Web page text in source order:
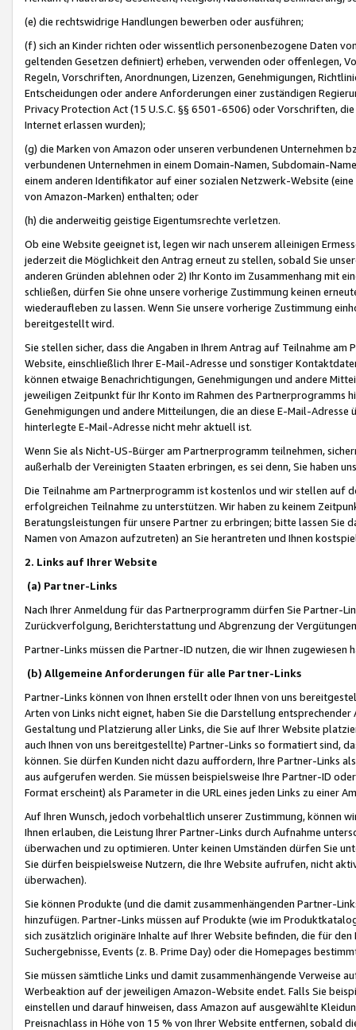
(e) die rechtswidrige Handlungen bewerben oder ausführen;
(f) sich an Kinder richten oder wissentlich personenbezogene Daten
geltenden Gesetzen definiert) erheben, verwenden oder offenlegen,
Regeln, Vorschriften, Anordnungen, Lizenzen, Genehmigungen,
Entscheidungen oder andere Anforderungen einer zuständigen
Privacy Protection Act (15 U.S.C. §§ 6501-6506) oder Vorschriften,
Internet erlassen wurden);
(g) die Marken von Amazon oder unseren verbundenen Unternehmen
verbundenen Unternehmen in einem Domain-Namen, Subdomain-
einem anderen Identifikator auf einer sozialen Netzwerk-Website
von Amazon-Marken) enthalten; oder
(h) die anderweitig geistige Eigentumsrechte verletzen.
Ob eine Website geeignet ist, legen wir nach unserem alleinigen
jederzeit die Möglichkeit den Antrag erneut zu stellen, sobald Sie
anderen Gründen ablehnen oder 2) Ihr Konto im Zusammenhang mit
schließen, dürfen Sie ohne unsere vorherige Zustimmung keinen
wiederaufleben zu lassen. Wenn Sie unsere vorherige Zustimmung
bereitgestellt wird.
Sie stellen sicher, dass die Angaben in Ihrem Antrag auf Teilnahme
Website, einschließlich Ihrer E-Mail-Adresse und sonstiger
können etwaige Benachrichtigungen, Genehmigungen und andere
jeweiligen Zeitpunkt für Ihr Konto im Rahmen des Partnerprogramms
Genehmigungen und andere Mitteilungen, die an diese E-Mail-
hinterlegte E-Mail-Adresse nicht mehr aktuell ist.
Wenn Sie als Nicht-US-Bürger am Partnerprogramm teilnehmen,
außerhalb der Vereinigten Staaten erbringen, es sei denn, Sie haben
Die Teilnahme am Partnerprogramm ist kostenlos und wir stellen auf
erfolgreichen Teilnahme zu unterstützen. Wir haben zu keinem
Beratungsleistungen für unsere Partner zu erbringen; bitte lassen Sie
Namen von Amazon aufzutreten) an Sie herantreten und Ihnen
2. Links auf Ihrer Website
(a) Partner-Links
Nach Ihrer Anmeldung für das Partnerprogramm dürfen Sie Partner-
Zurückverfolgung, Berichterstattung und Abgrenzung der
Partner-Links müssen die Partner-ID nutzen, die wir Ihnen zugewiesen
(b) Allgemeine Anforderungen für alle Partner-Links
Partner-Links können von Ihnen erstellt oder Ihnen von uns
Arten von Links nicht eignet, haben Sie die Darstellung
Gestaltung und Platzierung aller Links, die Sie auf Ihrer Website
auch Ihnen von uns bereitgestellte) Partner-Links so formatiert sind,
können. Sie dürfen Kunden nicht dazu auffordern, Ihre Partner-Links
aus aufgerufen werden. Sie müssen beispielsweise Ihre Partner-ID
Format erscheint) als Parameter in die URL eines jeden Links zu einer
Auf Ihren Wunsch, jedoch vorbehaltlich unserer Zustimmung, können
Ihnen erlauben, die Leistung Ihrer Partner-Links durch Aufnahme
überwachen und zu optimieren. Unter keinen Umständen dürfen Sie
Sie dürfen beispielsweise Nutzern, die Ihre Website aufrufen, nicht
überwachen).
Sie können Produkte (und die damit zusammenhängenden Partner-
hinzufügen. Partner-Links müssen auf Produkte (wie im
sich zusätzlich originäre Inhalte auf Ihrer Website befinden, die für
Suchergebnisse, Events (z. B. Prime Day) oder die Homepages
Sie müssen sämtliche Links und damit zusammenhängende
Werbeaktion auf der jeweiligen Amazon-Website endet. Falls Sie
einstellen und darauf hinweisen, dass Amazon auf ausgewählte
Preisnachlass in Höhe von 15 % von Ihrer Website entfernen, sobald